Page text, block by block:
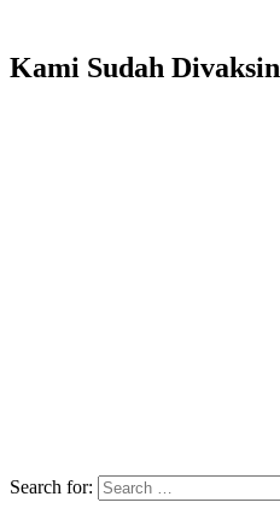
Kami Sudah Divaksin
Search for: